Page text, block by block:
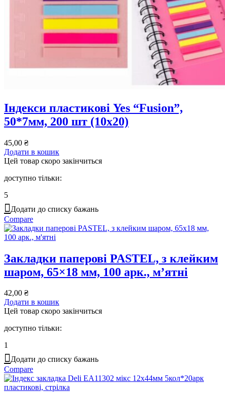
Індекси пластикові Yes “Fusion”,
50*7мм, 200 шт (10х20)
45,00 ₴
Додати в кошик
Цей товар скоро закінчиться
доступно тільки:
5
Додати до списку бажань
Compare
Закладки паперові PASTEL, з клейким
шаром, 65×18 мм, 100 арк., м’ятні
42,00 ₴
Додати в кошик
Цей товар скоро закінчиться
доступно тільки:
1
Додати до списку бажань
Compare